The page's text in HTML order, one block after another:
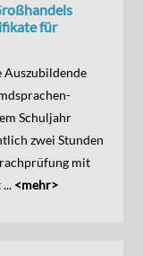
für
Auszubildende
Schuljahr
zwei Stunden
mit
<mehr>